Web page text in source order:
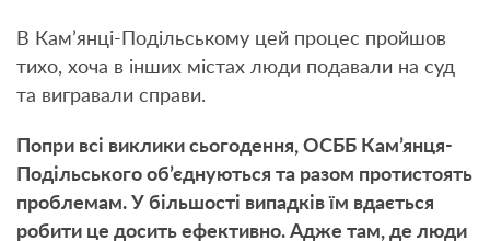
В Кам’янці-Подільському цей процес пройшов
тихо, хоча в інших містах люди подавали на суд
та вигравали справи.
Попри всі виклики сьогодення, ОСББ Кам’янця-
Подільського об’єднуються та разом протистоять
проблемам. У більшості випадків їм вдається
робити це досить ефективно. Адже там, де люди